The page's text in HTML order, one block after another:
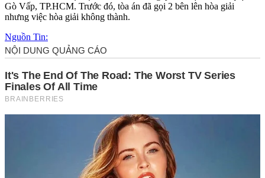
Gò Vấp, TP.HCM. Trước đó, tòa án đã gọi 2 bên lên hòa giải
nhưng việc hòa giải không thành.
Nguồn Tin: